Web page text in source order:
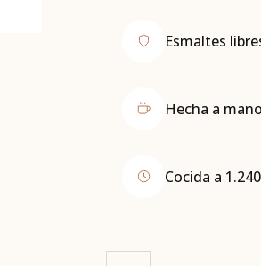
Esmaltes
Hecha a
Cocida a